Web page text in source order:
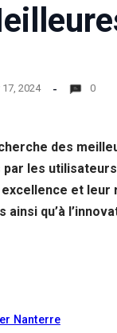
17, 2024 0
des
les
et
ainsi qu’à
Nanterre